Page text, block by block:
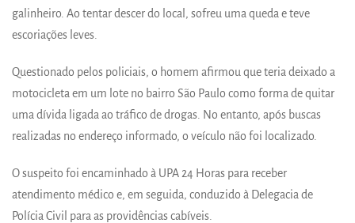
galinheiro. Ao tentar descer do local, sofreu uma queda e teve
escoriações leves.
Questionado pelos policiais, o homem afirmou que teria deixado a
motocicleta em um lote no bairro São Paulo como forma de quitar
uma dívida ligada ao tráfico de drogas. No entanto, após buscas
realizadas no endereço informado, o veículo não foi localizado.
O suspeito foi encaminhado à UPA 24 Horas para receber
atendimento médico e, em seguida, conduzido à Delegacia de
Polícia Civil para as providências cabíveis.